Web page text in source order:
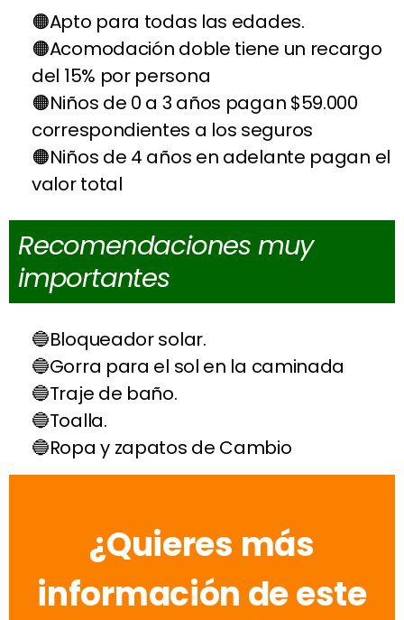
Apto para todas las edades.
Acomodación doble tiene un recargo
del 15% por persona
Niños de 0 a 3 años pagan $59.000
correspondientes a los seguros
Niños de 4 años en adelante pagan el
valor total
Recomendaciones muy
importantes
Bloqueador solar.
Gorra para el sol en la caminada
Traje de baño.
Toalla.
Ropa y zapatos de Cambio
¿Quieres más
información de este